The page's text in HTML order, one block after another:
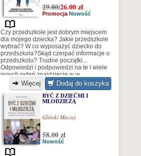
29.80/26.00zł
Promocja Nowość
Czy przedszkole jest dobrym miejscem
dla mojego dziecka? Jakie przedszkole
wybrać? W co wyposażyć dziecko do
przedszkola?Skąd czerpać informacje o
przedszkolu? Trudne początki...
Odpowiedzi i podpowiedzi na te i wiele
innych pytań znajdziecie w w
wyjątkowej publikacji Elżbiety Bielak
Więcej Dodaj do koszyka
BYĆ Z DZIEĆMI I
MŁODZIEŻĄ
Gliński Maciej
58.00 zł
Nowość